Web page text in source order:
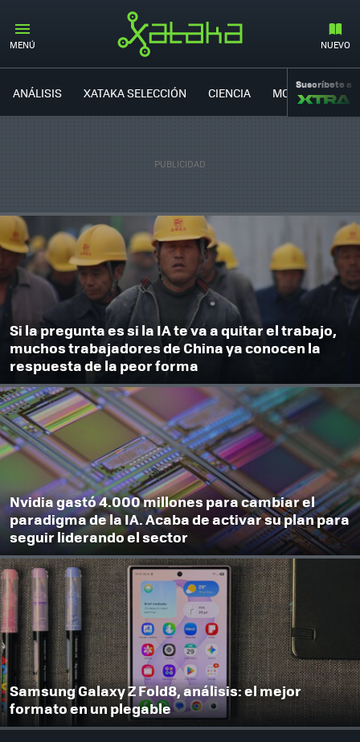
MENÚ NUEVO
ANÁLISIS XATAKA SELECCIÓN CIENCIA MOVILIDAD
Suscríbete a
Si la pregunta es si la IA te va a quitar el trabajo,
muchos trabajadores de China ya conocen la
respuesta de la peor forma
Nvidia gastó 4.000 millones para cambiar el
paradigma de la IA. Acaba de activar su plan para
seguir liderando el sector
Samsung Galaxy Z Fold8, análisis: el mejor
formato en un plegable